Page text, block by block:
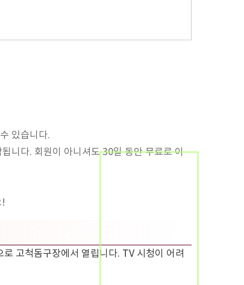
있습니다.
니다. 회원이 아니셔도 30일 동안 무료로 이
!
고척돔구장에서 열립니다. TV 시청이 어려